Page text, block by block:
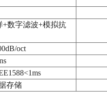
+数字滤波+模拟抗
oct
存储